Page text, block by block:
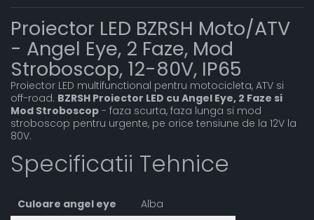
Proiector LED BZRSH Moto/ATV
- Angel Eye, 2 Faze, Mod
Stroboscop, 12-80V, IP65
Proiector LED multifunctional pentru motocicleta, ATV si
off-road. BZRSH Proiector LED cu Angel Eye, 2 Faze si
Mod Stroboscop - faza scurta, faza lunga si mod
stroboscop pentru urgente, pe orice tensiune de la 12V la
80V.
Specificatii Tehnice
Culoare angel eye
Alba